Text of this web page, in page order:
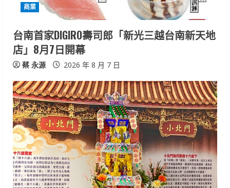
n
g
商業
台南首家DIGIRO壽司郎「新光三越台南新天地
店」8月7日開幕
蔡 永源 2026 年 8 月 7 日